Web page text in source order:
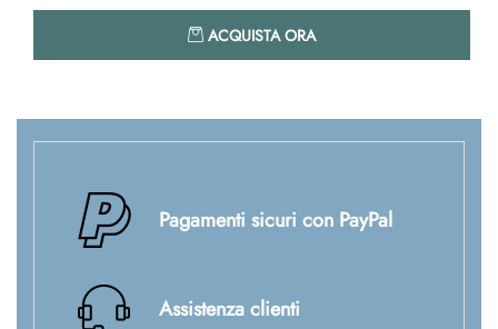
ACQUISTA ORA
Pagamenti sicuri con PayPal
Assistenza clienti